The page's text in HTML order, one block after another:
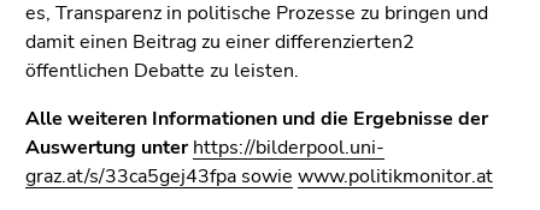
es, Transparenz in politische Prozesse zu bringen und
damit einen Beitrag zu einer differenzierten2
öffentlichen Debatte zu leisten.
Alle weiteren Informationen und die Ergebnisse der
Auswertung unter https://bilderpool.uni-
graz.at/s/33ca5gej43fpa sowie www.politikmonitor.at